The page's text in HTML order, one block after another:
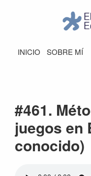
navegación
principal
barra
Valor
de
INICIO SOBRE MÍ
#461.
juegos en
conocido)